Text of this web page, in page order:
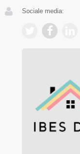
Sociale media: